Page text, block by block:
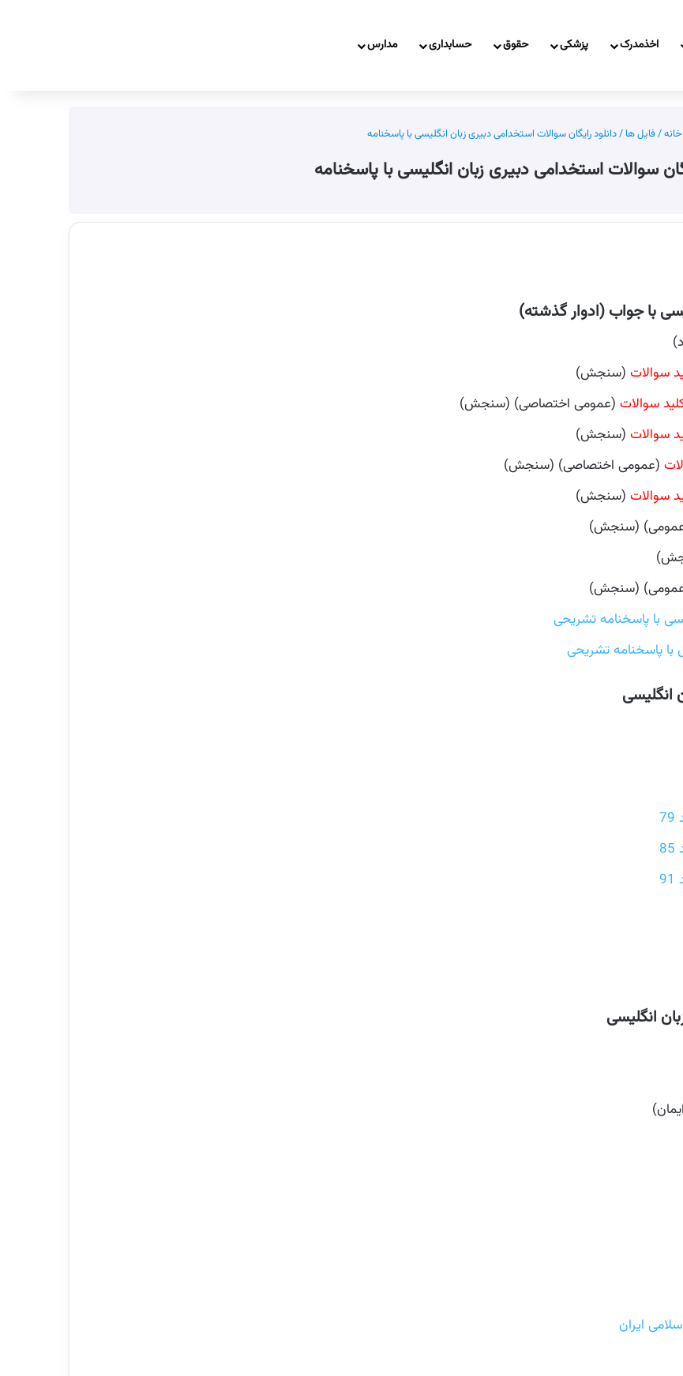
اخذمدرک پزشکی حقوق حسابداری مدارس
خانه/فایل ها /دانلود رایگان سوالات استخدامی دبیری زبان انگلیسی با پاسخنامه
سوالات استخدامی دبیری زبان انگلیسی با پاسخنامه
با جواب (ادوار گذشته)
سوالات (سنجش)
سوالات (عمومی اختصاصی) (سنجش)
سوالات (سنجش)
(عمومی اختصاصی) (سنجش)
سوالات (سنجش)
(سنجش)
(سنجش)
با پاسخنامه تشریحی
پاسخنامه تشریحی
انگلیسی
انگلیسی
ایران